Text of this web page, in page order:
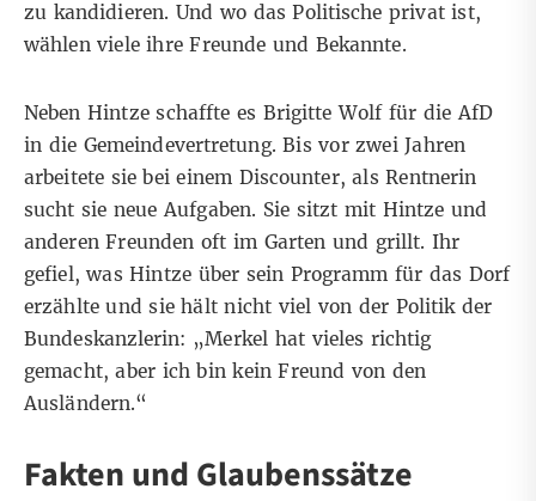
zu kandidieren. Und wo das Politische privat ist,
wählen viele ihre Freunde und Bekannte.
Neben Hintze schaffte es Brigitte Wolf für die AfD
in die Gemeindevertretung. Bis vor zwei Jahren
arbeitete sie bei einem Discounter, als Rentnerin
sucht sie neue Aufgaben. Sie sitzt mit Hintze und
anderen Freunden oft im Garten und grillt. Ihr
gefiel, was Hintze über sein Programm für das Dorf
erzählte und sie hält nicht viel von der Politik der
Bundeskanzlerin: „Merkel hat vieles richtig
gemacht, aber ich bin kein Freund von den
Ausländern.“
Fakten und Glaubenssätze